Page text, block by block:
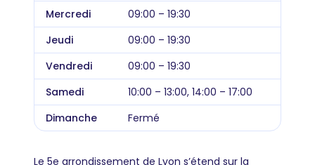
Mercredi
09:00 – 19:30
Jeudi
09:00 – 19:30
Vendredi
09:00 – 19:30
Samedi
10:00 – 13:00, 14:00 – 17:00
Dimanche
Fermé
Le 5e arrondissement de Lyon s’étend sur la